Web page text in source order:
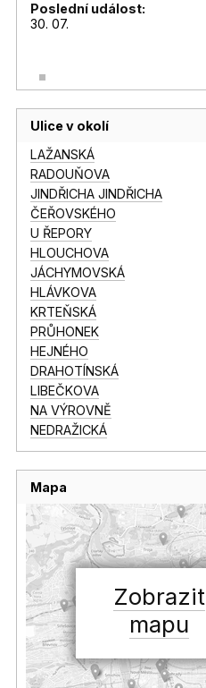
Poslední událost:
30. 07.
Ulice v okolí
LAŽANSKÁ
RADOUŇOVA
JINDŘICHA JINDŘICHA
ČEŘOVSKÉHO
U ŘEPORY
HLOUCHOVA
JÁCHYMOVSKÁ
HLÁVKOVA
KRTEŇSKÁ
PRŮHONEK
HEJNÉHO
DRAHOTÍNSKÁ
LIBEČKOVA
NA VÝROVNĚ
NEDRAŽICKÁ
Mapa
Zobrazit
mapu